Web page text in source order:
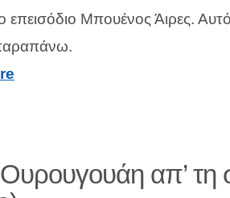
επεισόδιο Μπουένος Άιρες.
απ’ τη